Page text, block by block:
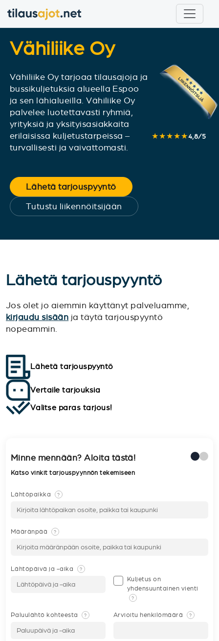
Vähiliike Oy
Vähiliike Oy tarjoaa tilausajoja ja
bussikuljetuksia alueella Espoo
ja sen lähialueilla. Vähiliike Oy
palvelee luotettavasti ryhmiä,
yrityksiä ja yksityisasiakkaita
erilaisissa kuljetustarpeissa –
turvallisesti ja vaivattomasti.
★★★★★4,8/5
Lähetä tarjouspyyntö
Tutustu liikennöitsijään
Lähetä tarjouspyyntö
Jos olet jo aiemmin käyttänyt palveluamme,
kirjaudu sisään ja täytä tarjouspyyntö
nopeammin.
Lähetä tarjouspyyntö
Vertaile tarjouksia
Valitse paras tarjous!
Minne mennään? Aloita tästä!
Katso vinkit tarjouspyynnön tekemiseen
Lähtöpaikka ?
Määränpää ?
Lähtöpäivä ja -aika ?
Kuljetus on
yhdensuuntainen vienti
?
Paluulähtö kohteesta ? Arvioitu henkilömäärä ?